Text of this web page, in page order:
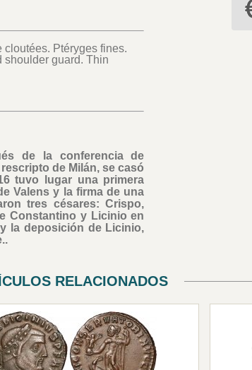
cloutées. Ptéryges fines.
shoulder guard. Thin
de la conferencia de
de Milán, se casó
tuvo lugar una primera
Valens y la firma de una
tres césares: Crispo,
Constantino y Licinio en
la deposición de Licinio,
RELACIONADOS